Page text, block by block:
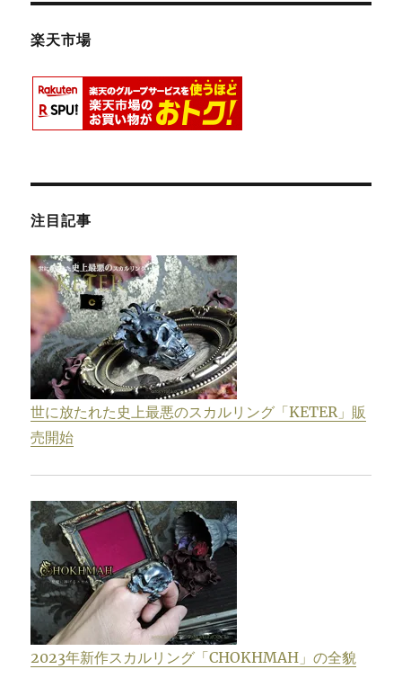
楽天市場
注目記事
世に放たれた史上最悪のスカルリング「KETER」販
売開始
2023年新作スカルリング「CHOKHMAH」の全貌